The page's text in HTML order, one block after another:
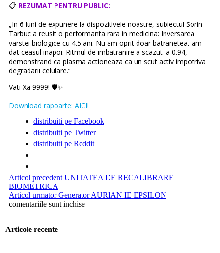
📋 REZUMAT PENTRU PUBLIC:
„In 6 luni de expunere la dispozitivele noastre, subiectul Sorin
Tarbuc a reusit o performanta rara in medicina: Inversarea
varstei biologice cu 4.5 ani. Nu am oprit doar batranetea, am
dat ceasul inapoi. Ritmul de imbatranire a scazut la 0.94,
demonstrand ca plasma actioneaza ca un scut activ impotriva
degradarii celulare.”
Vati Xa 9999! 🛡️✨
Download rapoarte: AICI!
distribuiti pe Facebook
distribuiti pe Twitter
distribuiti pe Reddit
Articol precedent UNITATEA DE RECALIBRARE
BIOMETRICA
Articol urmatorGenerator AURIAN IE EPSILON
comentariile sunt inchise
Articole recente